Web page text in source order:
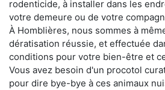
rodenticide, à installer dans les
votre demeure ou de votre
À Homblières, nous sommes à
dératisation réussie, et effectuée
conditions pour votre bien-être et
Vous avez besoin d'un procotol
pour dire bye-bye à ces animaux